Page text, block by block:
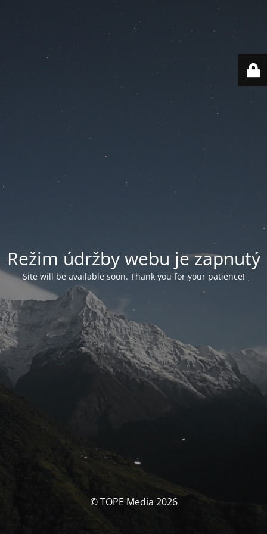
Režim údržby webu je zapnutý
Site will be available soon. Thank you for your patience!
© TOPE Media 2026